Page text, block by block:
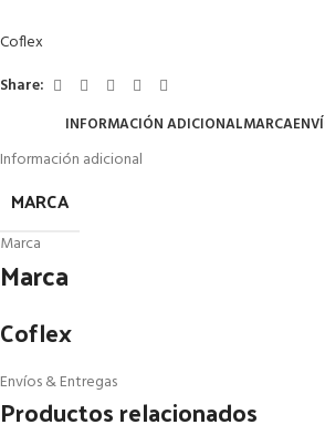
Coflex
Share:
INFORMACIÓN ADICIONALMARCA
Información adicional
MARCA
Marca
Marca
Coflex
Envíos & Entregas
Productos relacionados